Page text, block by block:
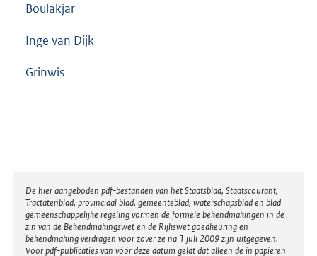
Boulakjar
Inge van Dijk
Grinwis
Disclaimer
De hier aangeboden pdf-bestanden van het Staatsblad, Staatscourant,
Tractatenblad, provinciaal blad, gemeenteblad, waterschapsblad en blad
gemeenschappelijke regeling vormen de formele bekendmakingen in de
zin van de Bekendmakingswet en de Rijkswet goedkeuring en
bekendmaking verdragen voor zover ze na 1 juli 2009 zijn uitgegeven.
Voor pdf-publicaties van vóór deze datum geldt dat alleen de in papieren